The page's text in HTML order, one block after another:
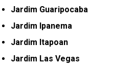
Jardim Guaripocaba
Jardim Ipanema
Jardim Itapoan
Jardim Las Vegas